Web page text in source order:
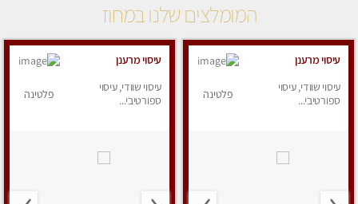
המומלצים שלנו במחוז
עיסוי מרענן
עיסוי שוודי, עיסוי
ספורטיבי...
פלטינה
עיסוי מרענן
עיסוי שוודי, עיסוי
ספורטיבי...
פלטינה